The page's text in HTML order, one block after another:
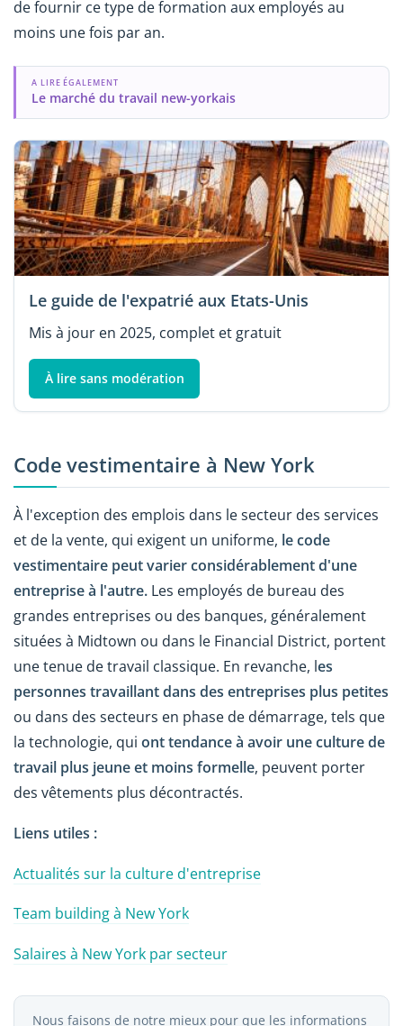
de fournir ce type de formation aux employés au
moins une fois par an.
A LIRE ÉGALEMENT
Le marché du travail new-yorkais
Le guide de l'expatrié aux Etats-Unis
Mis à jour en 2025, complet et gratuit
À lire sans modération
Code vestimentaire à New York
À l'exception des emplois dans le secteur des services
et de la vente, qui exigent un uniforme, le code
vestimentaire peut varier considérablement d'une
entreprise à l'autre. Les employés de bureau des
grandes entreprises ou des banques, généralement
situées à Midtown ou dans le Financial District, portent
une tenue de travail classique. En revanche, les
personnes travaillant dans des entreprises plus petites
ou dans des secteurs en phase de démarrage, tels que
la technologie, qui ont tendance à avoir une culture de
travail plus jeune et moins formelle, peuvent porter
des vêtements plus décontractés.
Liens utiles :
Actualités sur la culture d'entreprise
Team building à New York
Salaires à New York par secteur
Nous faisons de notre mieux pour que les informations